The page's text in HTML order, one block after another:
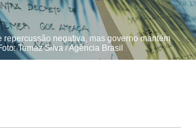
repercussão negativa, mas governo mantém
Tomaz Silva / Agência Brasil